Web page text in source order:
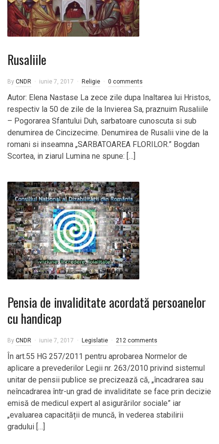
Rusaliile
By CNDR iunie 7, 2017 Religie 0 comments
Autor: Elena Nastase La zece zile dupa Inaltarea lui Hristos,
respectiv la 50 de zile de la Invierea Sa, praznuim Rusaliile
– Pogorarea Sfantului Duh, sarbatoare cunoscuta si sub
denumirea de Cincizecime. Denumirea de Rusalii vine de la
romani si inseamna „SARBATOAREA FLORILOR.” Bogdan
Scortea, in ziarul Lumina ne spune: […]
Pensia de invaliditate acordată persoanelor
cu handicap
By CNDR iunie 7, 2017 Legislatie 212 comments
În art.55 HG 257/2011 pentru aprobarea Normelor de
aplicare a prevederilor Legii nr. 263/2010 privind sistemul
unitar de pensii publice se precizează că, „încadrarea sau
neîncadrarea într-un grad de invaliditate se face prin decizie
emisă de medicul expert al asigurărilor sociale” iar
„evaluarea capacității de muncă, în vederea stabilirii
gradului […]